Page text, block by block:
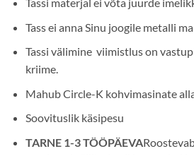
Tass ei anna Sinu joogile metalli
Tassi välimine viimistlus on
kriime.
Mahub Circle-K kohvimasinate
Soovituslik käsipesu
TARNE 1-3 TÖÖPÄEVA